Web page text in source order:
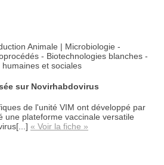
Animale | Microbiologie -
- Biotechnologies blanches -
et sociales
sur Novirhabdovirus
de l'unité VIM ont développé par
une plateforme vaccinale versatile
« Voir la fiche »